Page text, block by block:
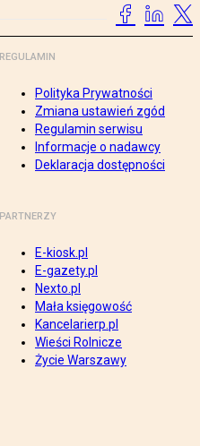
REGULAMIN
Polityka Prywatności
Zmiana ustawień zgód
Regulamin serwisu
Informacje o nadawcy
Deklaracja dostępności
PARTNERZY
E-kiosk.pl
E-gazety.pl
Nexto.pl
Mała księgowość
Kancelarierp.pl
Wieści Rolnicze
Życie Warszawy